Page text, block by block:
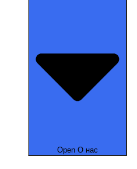
Open О нас